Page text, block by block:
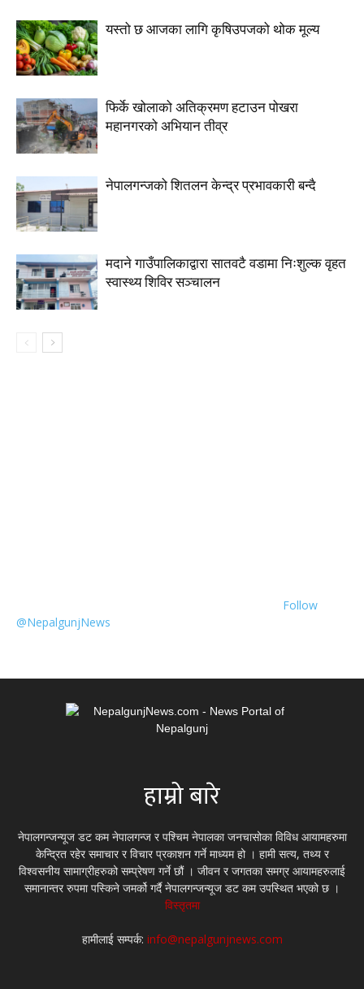
यस्तो छ आजका लागि कृषिउपजको थोक मूल्य
फिर्के खोलाको अतिक्रमण हटाउन पोखरा
महानगरको अभियान तीव्र
नेपालगन्जको शितलन केन्द्र प्रभावकारी बन्दै
मदाने गाउँपालिकाद्वारा सातवटै वडामा निःशुल्क वृहत
स्वास्थ्य शिविर सञ्चालन
Follow
@NepalgunjNews
हाम्रो बारे
नेपालगन्जन्यूज डट कम नेपालगन्ज र पश्चिम नेपालका जनचासोका विविध आयामहरुमा
केन्द्रित रहेर समाचार र विचार प्रकाशन गर्ने माध्यम हो । हामी सत्य, तथ्य र
विश्वसनीय सामाग्रीहरुको सम्प्रेषण गर्ने छौं । जीवन र जगतका समग्र आयामहरुलाई
समानान्तर रुपमा पस्किने जमर्को गर्दै नेपालगन्जन्यूज डट कम उपस्थित भएको छ ।
विस्तृतमा
हामीलाई सम्पर्क: info@nepalgunjnews.com